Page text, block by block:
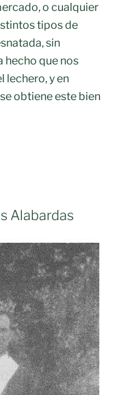
o cualquier
tipos de
sin
hecho que nos
lechero, y en
obtiene este bien
Alabardas